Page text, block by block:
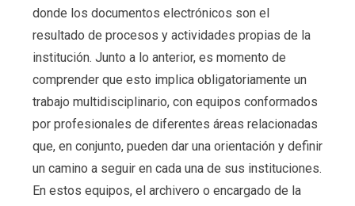
donde los documentos electrónicos son el
resultado de procesos y actividades propias de la
institución. Junto a lo anterior, es momento de
comprender que esto implica obligatoriamente un
trabajo multidisciplinario, con equipos conformados
por profesionales de diferentes áreas relacionadas
que, en conjunto, pueden dar una orientación y definir
un camino a seguir en cada una de sus instituciones.
En estos equipos, el archivero o encargado de la